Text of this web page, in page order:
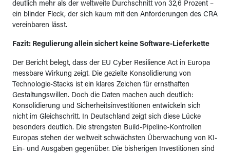
deutlich mehr als der weltweite Durchschnitt von 32,6 Prozent –
ein blinder Fleck, der sich kaum mit den Anforderungen des CRA
vereinbaren lässt.
Fazit: Regulierung allein sichert keine Software-Lieferkette
Der Bericht belegt, dass der EU Cyber Resilience Act in Europa
messbare Wirkung zeigt. Die gezielte Konsolidierung von
Technologie-Stacks ist ein klares Zeichen für ernsthaften
Gestaltungswillen. Doch die Daten machen auch deutlich:
Konsolidierung und Sicherheitsinvestitionen entwickeln sich
nicht im Gleichschritt. In Deutschland zeigt sich diese Lücke
besonders deutlich. Die strengsten Build-Pipeline-Kontrollen
Europas stehen der weltweit schwächsten Überwachung von KI-
Ein- und Ausgaben gegenüber. Die bisherigen Investitionen sind